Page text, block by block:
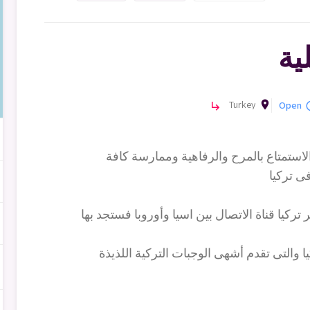
Open
room
Turkey
subdirectory_arrow_right
بالمرح والرفاهية وممارسة كافة
تركيا
قناة الاتصال بين اسيا وأوروبا فستجد بها
تقدم أشهى الوجبات التركية اللذيذة